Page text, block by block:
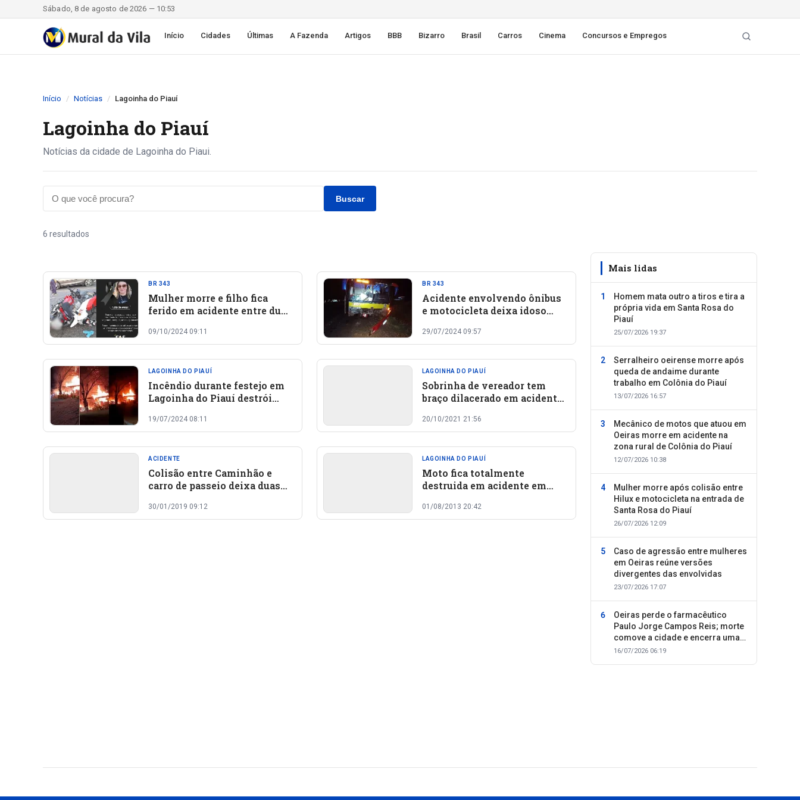
Sábado, 8 de agosto de 2026 — 10:53
Início Cidades Últimas A Fazenda Artigos BBB Bizarro Brasil Carros Cinema Concursos e Empregos
Início Notícias Lagoinha do Piauí
Lagoinha do Piauí
Notícias da cidade de Lagoinha do Piaui.
Buscar
6 resultados
BR 343
Mulher morre e filho fica
ferido em acidente entre duas
09/10/2024 09:11
BR 343
Acidente envolvendo ônibus
e motocicleta deixa idoso
29/07/2024 09:57
LAGOINHA DO PIAUÍ
Incêndio durante festejo em
Lagoinha do Piauí destrói
19/07/2024 08:11
LAGOINHA DO PIAUÍ
Sobrinha de vereador tem
braço dilacerado em acidente
20/10/2021 21:56
ACIDENTE
Colisão entre Caminhão e
carro de passeio deixa duas
30/01/2019 09:12
LAGOINHA DO PIAUÍ
Moto fica totalmente
destruida em acidente em
01/08/2013 20:42
Mais lidas
Homem mata outro a tiros e tira a
própria vida em Santa Rosa do
Piauí
25/07/2026 19:37
Serralheiro oeirense morre após
queda de andaime durante
trabalho em Colônia do Piauí
13/07/2026 16:57
Mecânico de motos que atuou em
Oeiras morre em acidente na
zona rural de Colônia do Piauí
12/07/2026 10:38
Mulher morre após colisão entre
Hilux e motocicleta na entrada de
Santa Rosa do Piauí
26/07/2026 12:09
Caso de agressão entre mulheres
em Oeiras reúne versões
divergentes das envolvidas
23/07/2026 17:07
Oeiras perde o farmacêutico
Paulo Jorge Campos Reis; morte
comove a cidade e encerra uma
trajetória dedicada ao cuidado
16/07/2026 06:19